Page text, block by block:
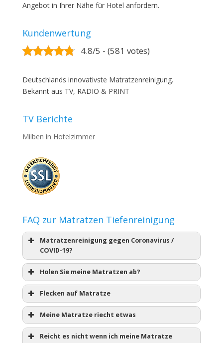
Angebot in Ihrer Nähe für Hotel anfordern.
Kundenwertung
4.8/5 - (581 votes)
Deutschlands innovativste Matratzenreinigung.
Bekannt aus TV, RADIO & PRINT
TV Berichte
Milben in Hotelzimmer
FAQ zur Matratzen Tiefenreinigung
Matratzenreinigung gegen Coronavirus /
COVID-19?
Holen Sie meine Matratzen ab?
Flecken auf Matratze
Meine Matratze riecht etwas
Reicht es nicht wenn ich meine Matratze